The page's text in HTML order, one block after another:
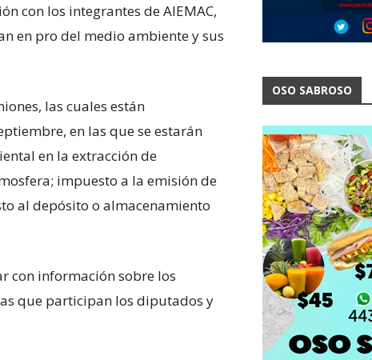
con los integrantes de AIEMAC,
en pro del medio ambiente y sus
las cuales están
en las que se estarán
en la extracción de
impuesto a la emisión de
al depósito o almacenamiento
con información sobre los
que participan los diputados y
OSO SABROSO